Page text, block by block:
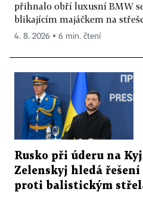
přihnalo obří luxusní BMW
blikajícím majáčkem na
4. 8. 2026 ▪ 6 min. čtení
Rusko při úderu na
Zelenskyj hledá
proti balistickým